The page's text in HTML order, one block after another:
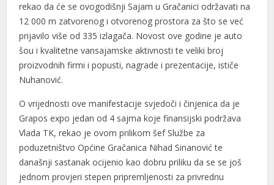
rekao da će se ovogodišnji Sajam u Gračanici održavati na
12 000 m zatvorenog i otvorenog prostora za što se već
prijavilo više od 335 izlagača. Novost ove godine je auto
šou i kvalitetne vansajamske aktivnosti te veliki broj
proizvodnih firmi i popusti, nagrade i prezentacije, ističe
Nuhanović.
O vrijednosti ove manifestacije svjedoči i činjenica da je
Grapos expo jedan od 4 sajma koje finansijski podržava
Vlada TK, rekao je ovom prilikom šef Službe za
poduzetništvo Općine Gračanica Nihad Sinanović te
današnji sastanak ocijenio kao dobru priliku da se se još
jednom provjeri stepen pripremljenosti za privrednu